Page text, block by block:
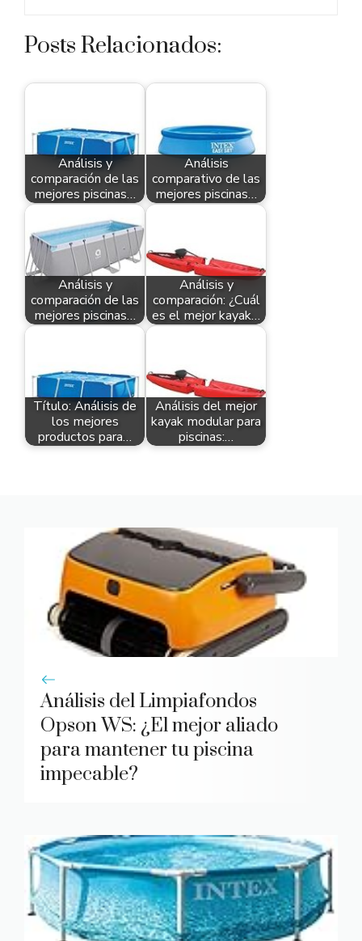
Posts Relacionados:
Análisis y
comparación de las
mejores piscinas…
Análisis
comparativo de las
mejores piscinas…
Análisis y
comparación de las
mejores piscinas…
Análisis y
comparación: ¿Cuál
es el mejor kayak…
Título: Análisis de
los mejores
productos para…
Análisis del mejor
kayak modular para
piscinas:…
Análisis del Limpiafondos
Opson WS: ¿El mejor aliado
para mantener tu piscina
impecable?